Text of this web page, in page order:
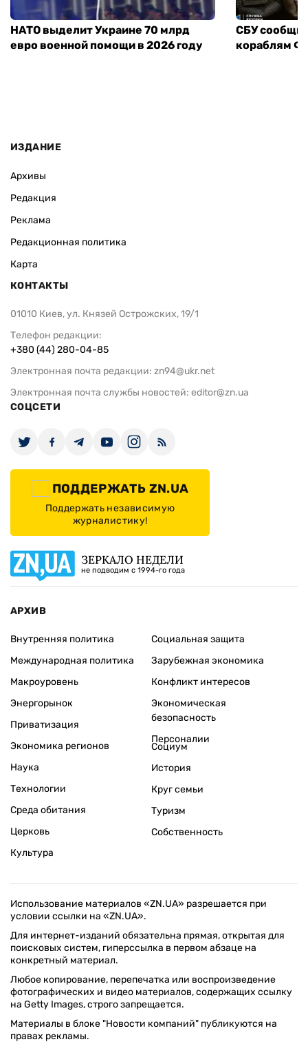
НАТО выделит Украине 70 млрд
евро военной помощи в 2026 году
СБУ
кораблям
ИЗДАНИЕ
Архивы
Редакция
Реклама
Редакционная политика
Карта
КОНТАКТЫ
01010 Киев, ул. Князей Острожских, 19/1
Телефон редакции:
+380 (44) 280-04-85
Электронная почта редакции: zn94@ukr.net
Электронная почта службы новостей: editor@zn.ua
СОЦСЕТИ
ПОДДЕРЖАТЬ ZN.UA
Поддержать независимую
журналистику!
ЗЕРКАЛО НЕДЕЛИ
не подводим с 1994-го года
АРХИВ
Внутренняя политика
Международная политика
Макроуровень
Энергорынок
Приватизация
Экономика регионов
Социальная защита
Зарубежная экономика
Конфликт интересов
Экономическая
безопасность
Персоналии
Наука
Технологии
Среда обитания
Церковь
Культура
Социум
История
Круг семьи
Туризм
Собственность
Использование материалов «ZN.UA» разрешается при
условии ссылки на «ZN.UA».
Для интернет-изданий обязательна прямая, открытая для
поисковых систем, гиперссылка в первом абзаце на
конкретный материал.
Любое копирование, перепечатка или воспроизведение
фотографических и видео материалов, содержащих ссылку
на Getty Images, строго запрещается.
Материалы в блоке "Новости компаний" публикуются на
правах рекламы.